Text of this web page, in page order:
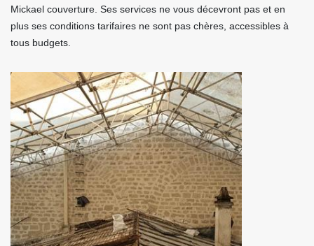
Mickael couverture. Ses services ne vous décevront pas et en
plus ses conditions tarifaires ne sont pas chères, accessibles à
tous budgets.